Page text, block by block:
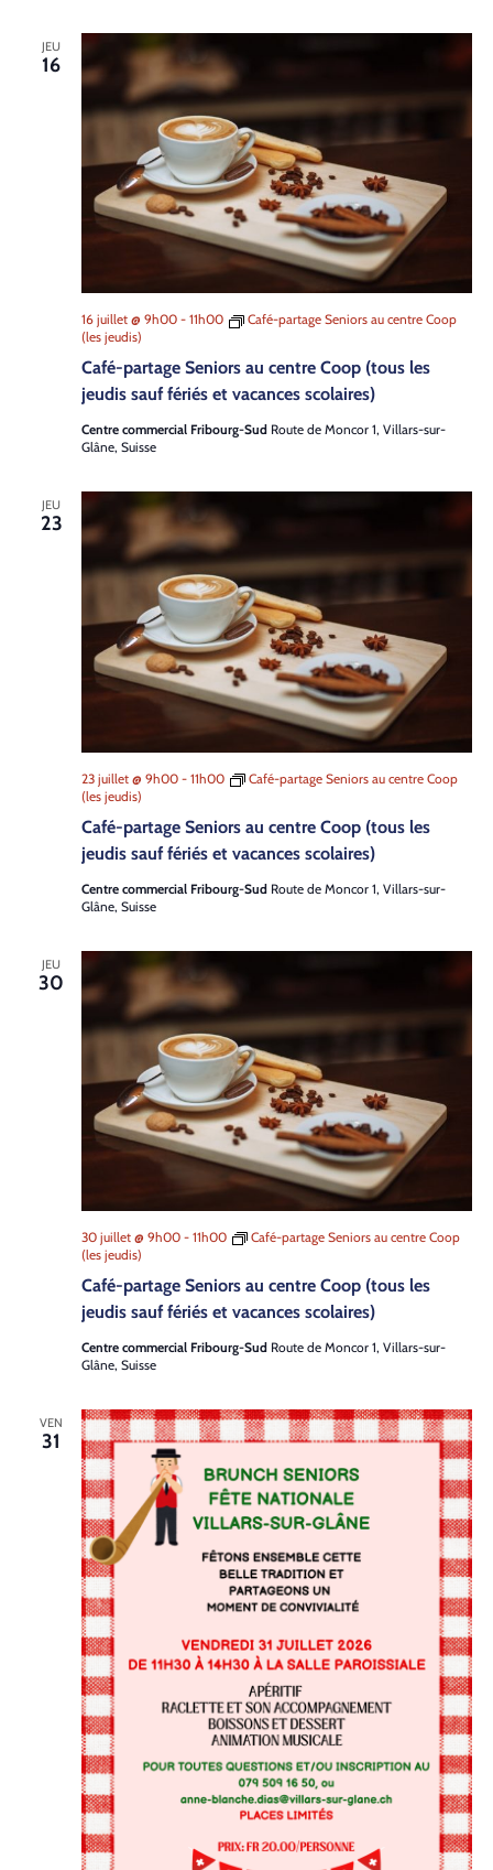
JEU
16
Café-partage Seniors au centre Coop (tous les
jeudis sauf fériés et vacances scolaires)
16 juillet @ 9h00- 11h00
Café-partage Seniors au centre Coop
(les jeudis)
Centre commercial Fribourg-Sud Route de Moncor 1, Villars-sur-
Glâne, Suisse
JEU
23
Café-partage Seniors au centre Coop (tous les
jeudis sauf fériés et vacances scolaires)
23 juillet @ 9h00- 11h00
Café-partage Seniors au centre Coop
(les jeudis)
Centre commercial Fribourg-Sud Route de Moncor 1, Villars-sur-
Glâne, Suisse
JEU
30
Café-partage Seniors au centre Coop (tous les
jeudis sauf fériés et vacances scolaires)
30 juillet @ 9h00- 11h00
Café-partage Seniors au centre Coop
(les jeudis)
Centre commercial Fribourg-Sud Route de Moncor 1, Villars-sur-
Glâne, Suisse
VEN
31